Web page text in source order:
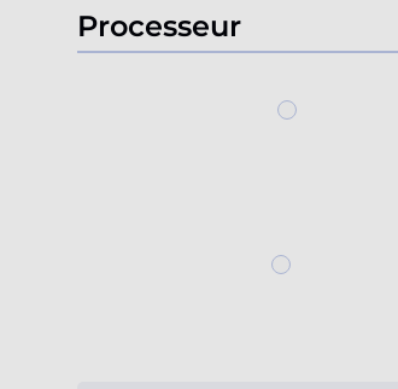
of
2
Processeur